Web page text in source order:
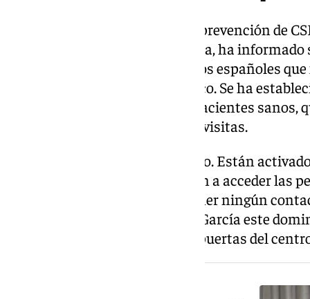
En concreto, el responsable de prevención de
Defensa Gómez Ulla, José García, ha
implementarán para recibir a los españoles
Tenerife tras su paso por el barco. Se ha
garantizar la seguridad de los pacientes
contacto con otros pacientes o visitas.
«Tranquilidad, todo está previsto. Están
cerrado ya la zona por la que van a acceder las
la planta perfectamente sin tener ningún
familiar o visita», ha explicado García este
medios de comunicación a las puertas del